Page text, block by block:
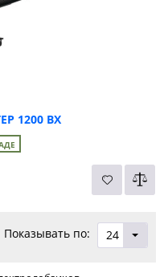
1200 BX
Показывать по: 24